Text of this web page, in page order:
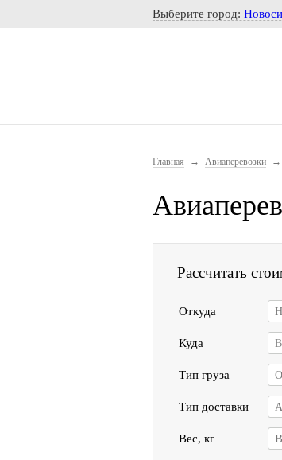
Notice: Undefined index: CITY_SELECT in /
Выберите город:
Главная → Авиаперевозки →
Рассчитать
Откуда
Куда
Тип груза
Тип доставки
Вес, кг